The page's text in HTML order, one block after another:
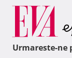
Urmareste-ne